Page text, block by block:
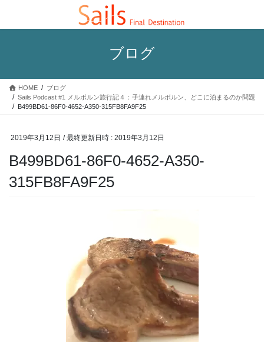
テ
ス
ゲ
ン
ブログ
HOME
ブログ
Sails Podcast #1 メルボルン旅行記４：子連れメルボルン、どこに泊まるのか問題
B499BD61-86F0-4652-A350-315FB8FA9F25
2019年3月12日 / 最終更新日時 : 2019年3月12日
B499BD61-86F0-4652-A350-
315FB8FA9F25